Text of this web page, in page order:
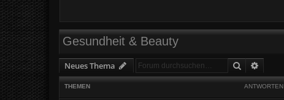
Gesundheit & Beauty
Neues Thema Suche
THEMEN ANTWORTEN